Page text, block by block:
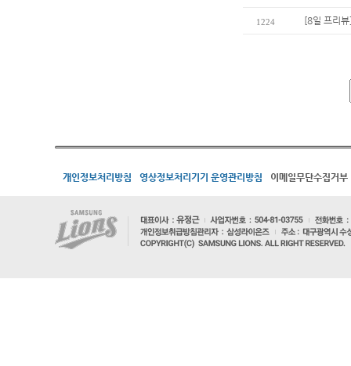
1224 [8일 프리
개인정보처리방침 영상정보처리기기 운영관리방침 이메일무단수집거부